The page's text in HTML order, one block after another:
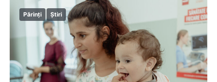
Părinți Știri